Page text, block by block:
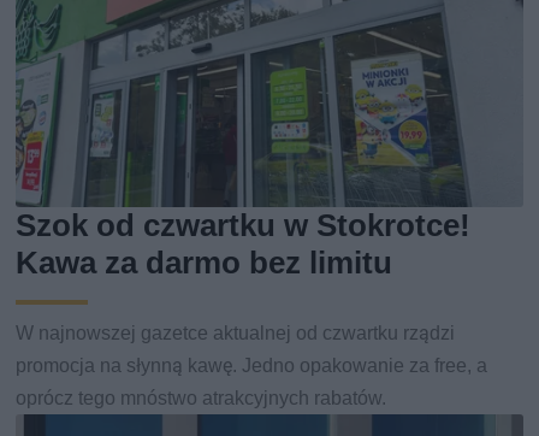
Szok od czwartku w Stokrotce!
Kawa za darmo bez limitu
W najnowszej gazetce aktualnej od czwartku rządzi
promocja na słynną kawę. Jedno opakowanie za free, a
oprócz tego mnóstwo atrakcyjnych rabatów.